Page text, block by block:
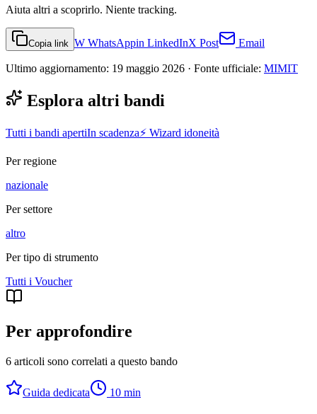
Aiuta altri a scoprirlo. Niente tracking.
Copia link W WhatsAppin LinkedInX Post Email
Ultimo aggiornamento: 19 maggio 2026 · Fonte ufficiale: MIMIT
Esplora altri bandi
Tutti i bandi apertiIn scadenza⚡ Wizard idoneità
Per regione
nazionale
Per settore
altro
Per tipo di strumento
Tutti i Voucher
Per approfondire
6 articoli sono correlati a questo bando
Guida dedicata 10 min